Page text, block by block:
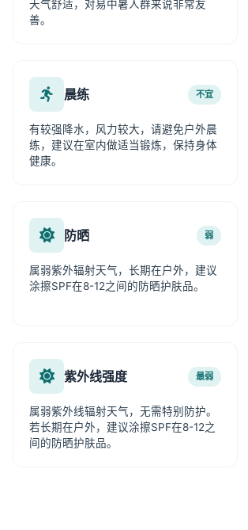
天气舒适，对易中暑人群来说非常友
善。
晨练 不宜
有较强降水，风力较大，请避免户外晨
练，建议在室内做适当锻炼，保持身体
健康。
防晒 弱
属弱紫外辐射天气，长期在户外，建议
涂擦SPF在8-12之间的防晒护肤品。
紫外线强度 最弱
属弱紫外线辐射天气，无需特别防护。
若长期在户外，建议涂擦SPF在8-12之
间的防晒护肤品。